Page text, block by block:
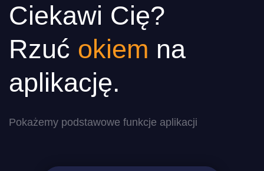
Ciekawi Cię?
Rzuć okiem na
aplikację.
Pokażemy podstawowe funkcje aplikacji